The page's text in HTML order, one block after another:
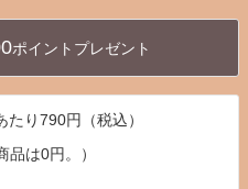
へ
ポイントプレゼント
り790円（税込）
品は0円。）